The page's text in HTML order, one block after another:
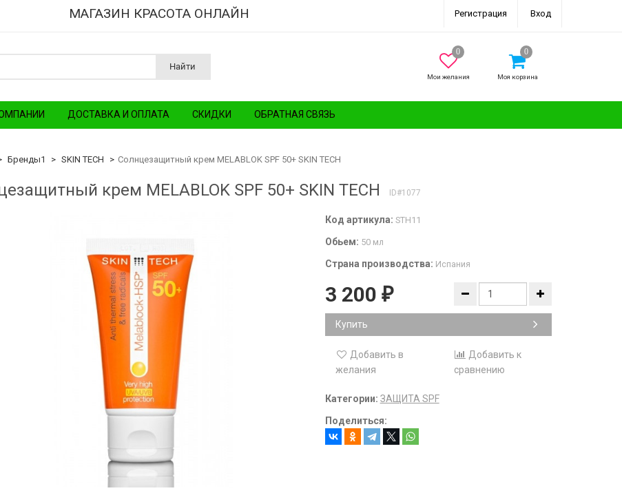
МАГАЗИН КРАСОТА ОНЛАЙН Регистрация Вход
Найти
Мои желания Моя корзина
ДОСТАВКА И ОПЛАТА СКИДКИ ОБРАТНАЯ СВЯЗЬ
Бренды1 SKIN TECH Солнцезащитный крем MELABLOK SPF 50+ SKIN TECH
крем MELABLOK SPF 50+ SKIN TECH ID#1077
Код артикула: STH11
Обьем: 50 мл
Страна производства: Испания
3 200 ₽
Купить
Добавить в
желания
Добавить к
сравнению
Категории: ЗАЩИТА SPF
Поделиться: